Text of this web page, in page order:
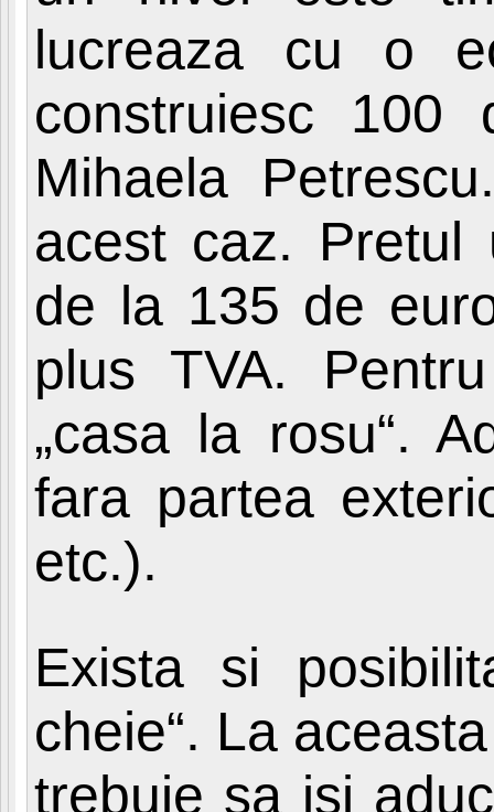
lucreaza cu o
construiesc
Mihaela
acest caz. Pretul
de la 135 de
plus TVA.
„casa la rosu“.
fara partea
etc.).
Exista si
cheie“. La
trebuie sa isi